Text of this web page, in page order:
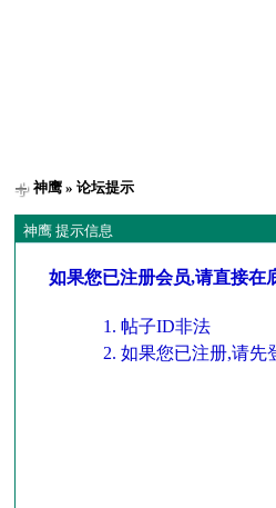
神鹰 » 论坛提示
神鹰 提示信息
如果您已注册会员,请直接在
帖子ID非法
如果您已注册,请先